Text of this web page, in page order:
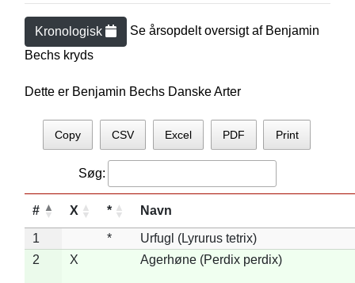
Kronologisk Se årsopdelt oversigt af Benjamin
Bechs kryds
Dette er Benjamin Bechs Danske Arter
Copy CSV Excel PDF Print
Søg:
# X * Navn
1 *
Urfugl (Lyrurus tetrix)
2
X Agerhøne (Perdix perdix)